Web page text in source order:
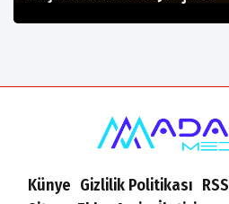
Künye Gizlilik Politikası RSS